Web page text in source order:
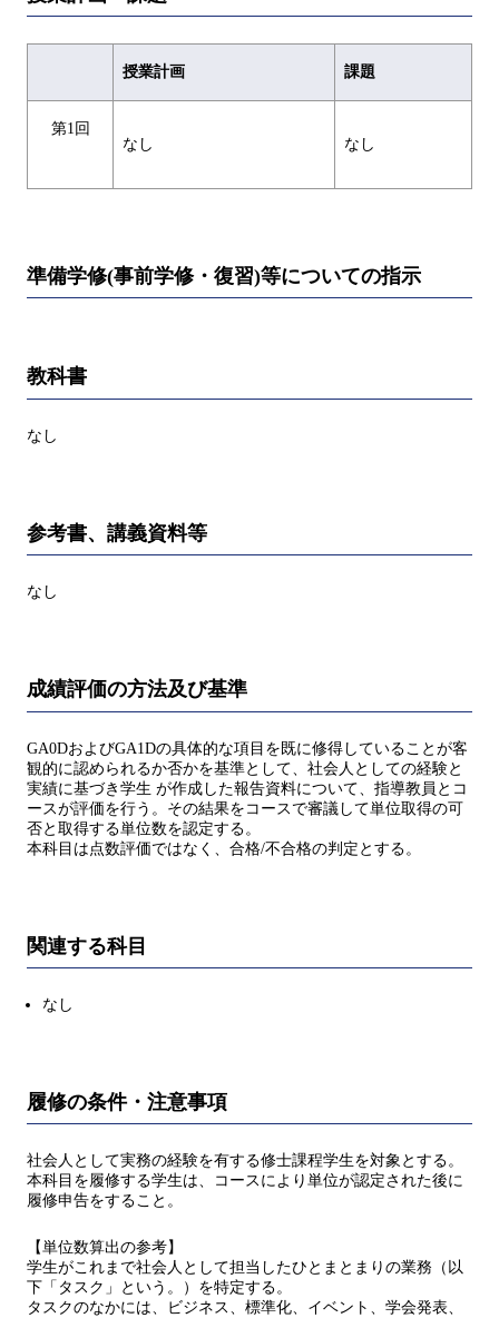
授業計画 課題
第1回
なし
なし
準備学修(事前学修・復習)等についての指示
教科書
なし
参考書、講義資料等
なし
成績評価の方法及び基準
GA0DおよびGA1Dの具体的な項目を既に修得していることが客
観的に認められるか否かを基準として、社会人としての経験と
実績に基づき学生 が作成した報告資料について、指導教員とコ
ースが評価を行う。その結果をコースで審議して単位取得の可
否と取得する単位数を認定する。
本科目は点数評価ではなく、合格/不合格の判定とする。
関連する科目
なし
履修の条件・注意事項
社会人として実務の経験を有する修士課程学生を対象とする。
本科目を履修する学生は、コースにより単位が認定された後に
履修申告をすること。
【単位数算出の参考】
学生がこれまで社会人として担当したひとまとまりの業務（以
下「タスク」という。）を特定する。
タスクのなかには、ビジネス、標準化、イベント、学会発表、